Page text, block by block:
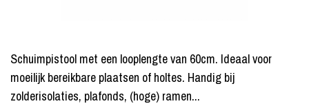
Schuimpistool met een looplengte van 60cm. Ideaal voor
moeilijk bereikbare plaatsen of holtes. Handig bij
zolderisolaties, plafonds, (hoge) ramen...